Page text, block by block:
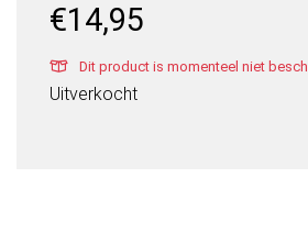
€14,95
Dit product is momenteel niet
Uitverkocht